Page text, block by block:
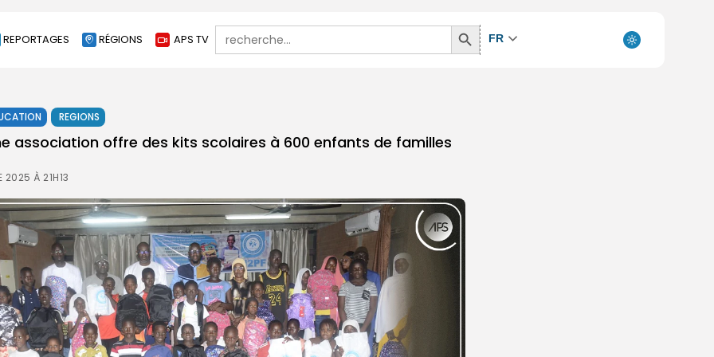
REPORTAGES RÉGIONS APS TV
Search
for:
Search
Button
FR
REGIONS
association offre des kits scolaires à 600 enfants de familles
2025 À 21H13